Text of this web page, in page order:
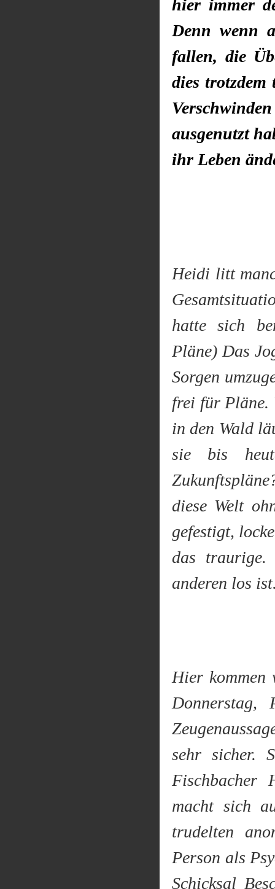
hier immer
Denn wenn
fallen, die
dies
ausgenutzt
ihr Leben
Heidi litt
hatte sich
Pläne) Das
Sorgen
frei für Pläne.
in den Wald
sie bis
diese Welt
gefestigt,
das traurige.
anderen los
Hier
Donnerstag,
sehr sicher.
Fischbacher
macht sich
trudelten
Person als
Schicksal